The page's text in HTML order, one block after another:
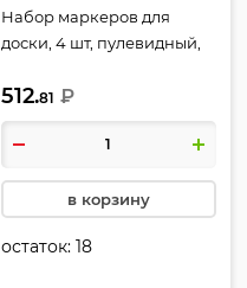
Набор маркеров для
доски, 4 шт, пулевидный,
цвета, упаковка ПВХ,
европодвес, W-500, Erich
Krause, 12849
512.81 ₽
в корзину
остаток:18